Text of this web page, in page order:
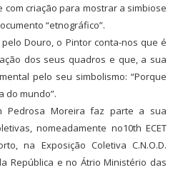
criação para mostrar a simbiose
“etnográfico”.
Douro, o Pintor conta-nos que é
dos seus quadros e que, a sua
pelo seu simbolismo: “Porque
do mundo”.
Pedrosa Moreira faz parte a sua
nomeadamente no10th ECET
na Exposição Coletiva C.N.O.D.
República e no Átrio Ministério das